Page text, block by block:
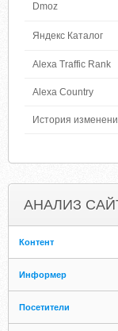
Dmoz
Яндекс Каталог
Alexa Traffic Rank
Alexa Country
История
АНАЛИЗ
Контент
Информер
Посетители